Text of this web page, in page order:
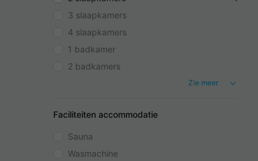
3 slaapkamers
4 slaapkamers
1 badkamer
2 badkamers
Zie meer
Faciliteiten accommodatie
Sauna
Wasmachine